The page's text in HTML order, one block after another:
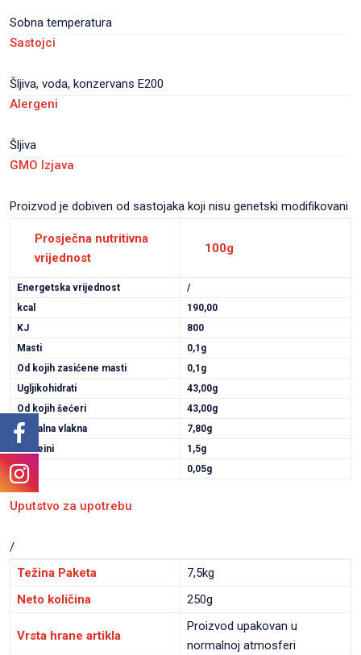
Sobna temperatura
Sastojci
Šljiva, voda, konzervans E200
Alergeni
Šljiva
GMO Izjava
Proizvod je dobiven od sastojaka koji nisu genetski modifikovani
Prosječna nutritivna
vrijednost
100g
Energetska vrijednost
/
kcal
190,00
KJ
800
Masti
0,1g
Od kojih zasićene masti
0,1g
Ugljikohidrati
43,00g
Od kojih šećeri
43,00g
Dijetalna vlakna
7,80g
Proteini
1,5g
Sol
0,05g
Uputstvo za upotrebu
/
Težina Paketa
7,5kg
Neto količina
250g
Vrsta hrane artikla
Proizvod upakovan u
normalnoj atmosferi